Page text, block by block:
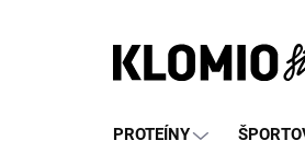
PROTEÍNY